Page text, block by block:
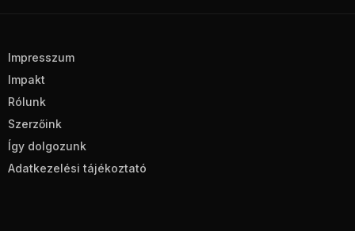
Impresszum
Impakt
Rólunk
Szerzőink
Így dolgozunk
Adatkezelési tájékoztató